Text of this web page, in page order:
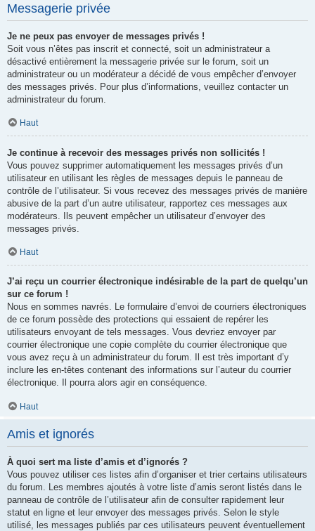
Messagerie privée
Je ne peux pas envoyer de messages privés !
Soit vous n’êtes pas inscrit et connecté, soit un administrateur a
désactivé entièrement la messagerie privée sur le forum, soit un
administrateur ou un modérateur a décidé de vous empêcher d’envoyer
des messages privés. Pour plus d’informations, veuillez contacter un
administrateur du forum.
Haut
Je continue à recevoir des messages privés non sollicités !
Vous pouvez supprimer automatiquement les messages privés d’un
utilisateur en utilisant les règles de messages depuis le panneau de
contrôle de l’utilisateur. Si vous recevez des messages privés de manière
abusive de la part d’un autre utilisateur, rapportez ces messages aux
modérateurs. Ils peuvent empêcher un utilisateur d’envoyer des
messages privés.
Haut
J’ai reçu un courrier électronique indésirable de la part de quelqu’un
sur ce forum !
Nous en sommes navrés. Le formulaire d’envoi de courriers électroniques
de ce forum possède des protections qui essaient de repérer les
utilisateurs envoyant de tels messages. Vous devriez envoyer par
courrier électronique une copie complète du courrier électronique que
vous avez reçu à un administrateur du forum. Il est très important d’y
inclure les en-têtes contenant des informations sur l’auteur du courrier
électronique. Il pourra alors agir en conséquence.
Haut
Amis et ignorés
À quoi sert ma liste d’amis et d’ignorés ?
Vous pouvez utiliser ces listes afin d’organiser et trier certains utilisateurs
du forum. Les membres ajoutés à votre liste d’amis seront listés dans le
panneau de contrôle de l’utilisateur afin de consulter rapidement leur
statut en ligne et leur envoyer des messages privés. Selon le style
utilisé, les messages publiés par ces utilisateurs peuvent éventuellement